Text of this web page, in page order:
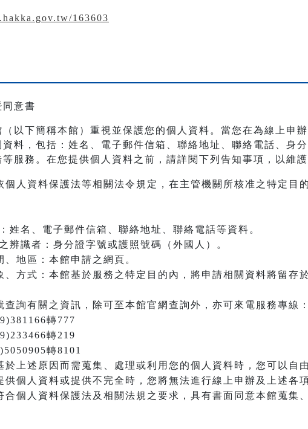
163603
意書
以下簡稱本館）重視並保護您的個人資料。當您在為線上申
料，包括：姓名、電子郵件信箱、聯絡地址、聯絡電話、身
服務。在您提供個人資料之前，請詳閱下列告知事項，以維護
個人資料保護法等相關法令規定，在主管機關所核准之特定目
姓名、電子郵件信箱、聯絡地址、聯絡電話等資料。
辨識者：身分證字號或護照號碼（外國人）。
地區：本館申請之網頁。
、方式：本館基於服務之特定目的內，將申請相關資料將留存
查詢有關之資訊，除可至本館官網查詢外，亦可來電服務專線：
轉777
轉219
轉8101
於上述原因而需蒐集、處理或利用您的個人資料時，您可以自
供個人資料或提供不完全時，您將無法進行線上申辦及上述各
合個人資料保護法及相關法規之要求，具有書面同意本館蒐集